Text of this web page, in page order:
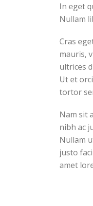
In eget
Nullam
Cras
mauris,
ultrices
Ut et
tortor
Nam sit
nibh ac
Nullam
justo
amet